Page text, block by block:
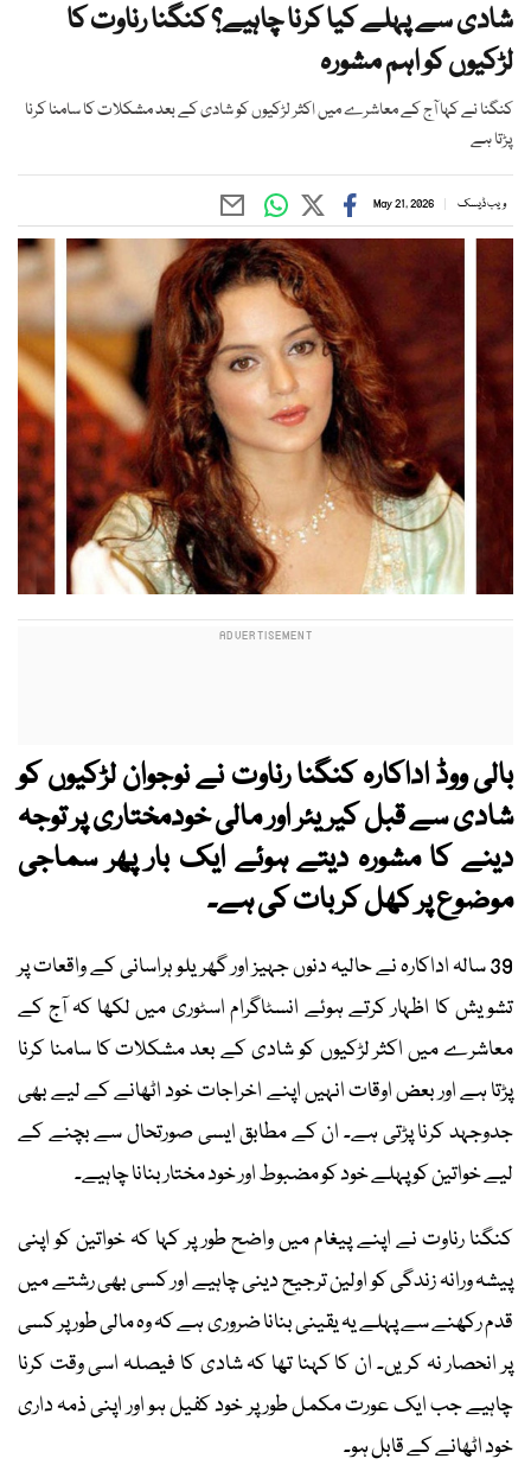
شادی سے پہلے کیا کرنا چاہیے؟ کنگنا رناوت کا
لڑکیوں کو اہم مشورہ
کنگنا نے کہا آج کے معاشرے میں اکثر لڑکیوں کو شادی کے بعد مشکلات کا سامنا کرنا
پڑتا ہے
ویب ڈیسک May 21, 2026
بالی ووڈ اداکارہ کنگنا رناوت نے نوجوان لڑکیوں کو
شادی سے قبل کیریئر اور مالی خودمختاری پر توجہ
دینے کا مشورہ دیتے ہوئے ایک بار پھر سماجی
موضوع پر کھل کر بات کی ہے۔
39 سالہ اداکارہ نے حالیہ دنوں جہیز اور گھریلو ہراسانی کے واقعات پر
تشویش کا اظہار کرتے ہوئے انسٹاگرام اسٹوری میں لکھا کہ آج کے
معاشرے میں اکثر لڑکیوں کو شادی کے بعد مشکلات کا سامنا کرنا
پڑتا ہے اور بعض اوقات انہیں اپنے اخراجات خود اٹھانے کے لیے بھی
جدوجہد کرنا پڑتی ہے۔ ان کے مطابق ایسی صورتحال سے بچنے کے
لیے خواتین کو پہلے خود کو مضبوط اور خود مختار بنانا چاہیے۔
کنگنا رناوت نے اپنے پیغام میں واضح طور پر کہا کہ خواتین کو اپنی
پیشہ ورانہ زندگی کو اولین ترجیح دینی چاہیے اور کسی بھی رشتے میں
قدم رکھنے سے پہلے یہ یقینی بنانا ضروری ہے کہ وہ مالی طور پر کسی
پر انحصار نہ کریں۔ ان کا کہنا تھا کہ شادی کا فیصلہ اسی وقت کرنا
چاہیے جب ایک عورت مکمل طور پر خود کفیل ہو اور اپنی ذمہ داری
خود اٹھانے کے قابل ہو۔